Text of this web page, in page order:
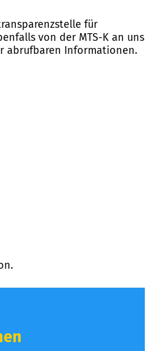
für
von der MTS-K an uns
abrufbaren Informationen.